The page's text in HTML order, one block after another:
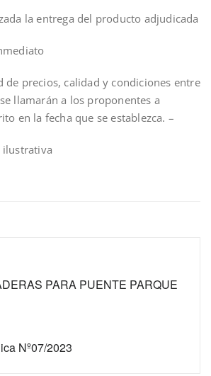
la entrega del producto adjudicada
de precios, calidad y condiciones entre
llamarán a los proponentes a
en la fecha que se establezca. –
ilustrativa
PARA PUENTE PARQUE
Nº07/2023